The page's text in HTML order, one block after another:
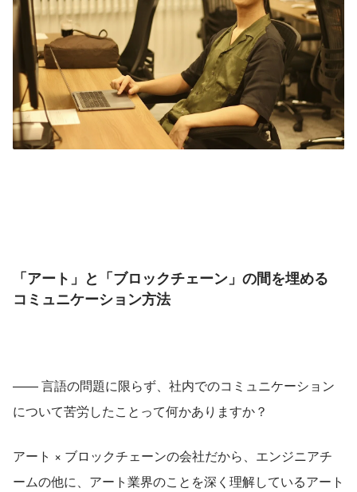
「アート」と「ブロックチェーン」の間を埋める
コミュニケーション方法
—— 言語の問題に限らず、社内でのコミュニケーション
について苦労したことって何かありますか？
アート × ブロックチェーンの会社だから、エンジニアチ
ームの他に、アート業界のことを深く理解しているアート